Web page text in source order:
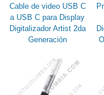
Cable de video USB C
a USB C para Display
Digitalizador Artist 2da
Generación